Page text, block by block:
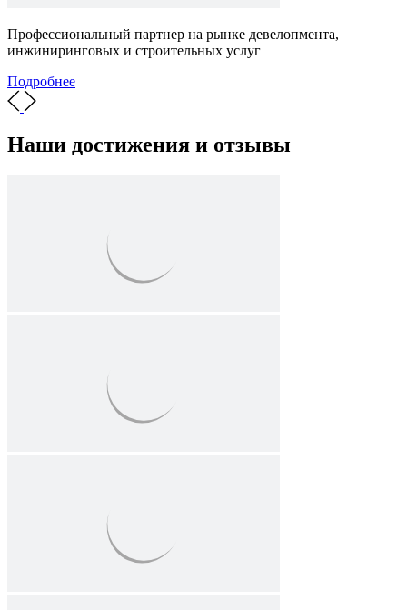
Профессиональный партнер на рынке девелопмента,
инжиниринговых и строительных услуг
Подробнее
Наши достижения и отзывы